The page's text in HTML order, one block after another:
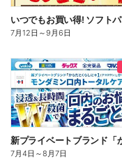
7月12日 ～9月6日
7月4日 ～8月7日